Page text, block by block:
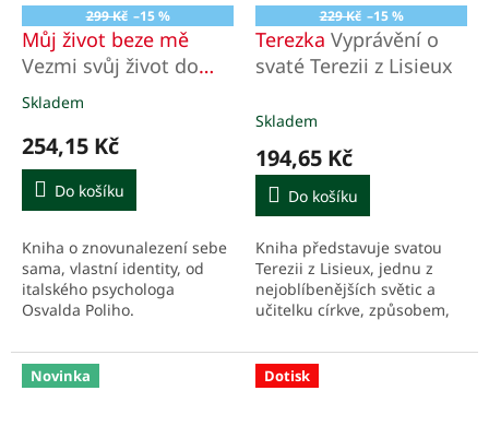
299 Kč –15 %
Můj život beze mě
Vezmi svůj život do
vlastních rukou
Průměrné
produktu
je
4,0
z
hvězdiček.
Skladem
254,15 Kč
Do košíku
Kniha o znovunalezení sebe
sama, vlastní identity, od
italského psychologa
Osvalda Poliho.
229 Kč –15 %
Terezka Vyprávění o
svaté Terezii z Lisieux
Skladem
194,65 Kč
Do košíku
Kniha představuje svatou
Terezii z Lisieux, jednu z
nejoblíbenějších světic a
učitelku církve, způsobem,
světu.
Novinka Dotisk